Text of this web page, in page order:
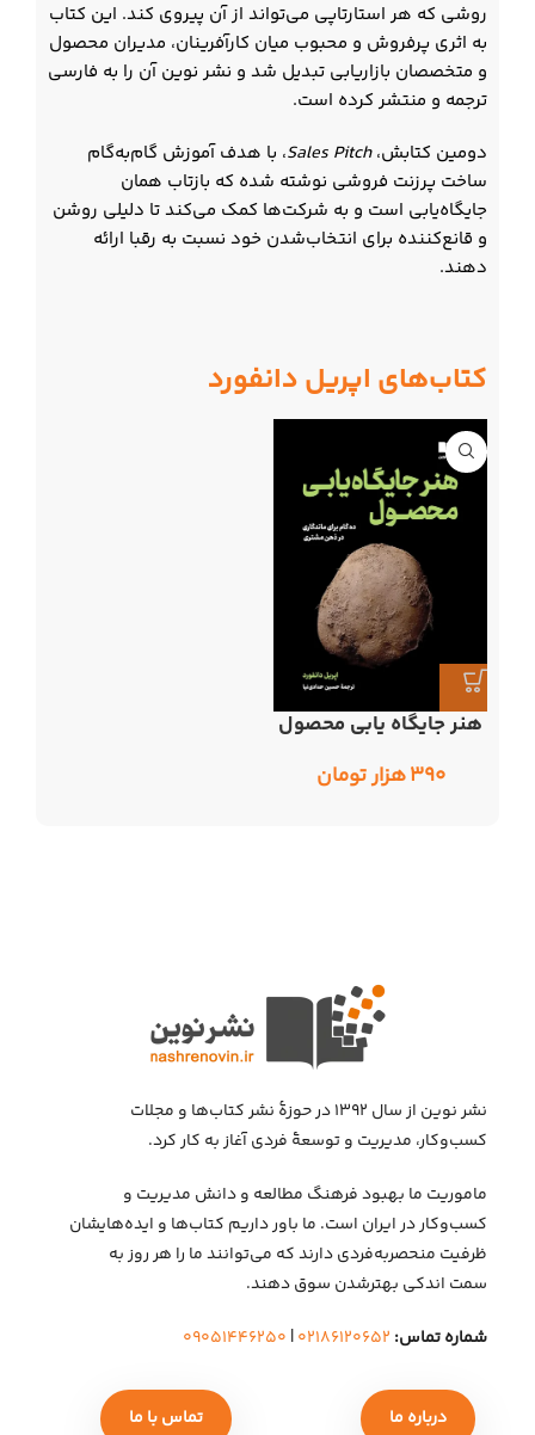
روشی که هر استارتاپی می‌تواند از آن پیروی کند. این کتاب
به اثری پرفروش و محبوب میان کارآفرینان، مدیران محصول
و متخصصان بازاریابی تبدیل شد و نشر نوین آن را به فارسی
ترجمه و منتشر کرده است.
دومین کتابش،Sales Pitch، با هدف آموزش گام‌به‌گام
ساخت پرزنت فروشی نوشته شده که بازتاب همان
جایگاه‌یابی است و به شرکت‌ها کمک می‌کند تا دلیلی روشن
و قانع‌کننده برای انتخاب‌شدن خود نسبت به رقبا ارائه
دهند.
کتاب‌های اپریل دانفورد
هنر جایگاه یابی محصول
۳۹۰هزار تومان
نشر نوین از سال ۱۳۹۲ در حوزهٔ نشر کتاب‌ها و مجلات
کسب‌وکار، مدیریت و توسعهٔ فردی آغاز به کار کرد.
ماموریت ما بهبود فرهنگ مطالعه و دانش مدیریت و
کسب‌وکار در ایران است. ما باور داریم کتاب‌ها و ایده‌هایشان
ظرفیت منحصربه‌فردی دارند که می‌توانند ما را هر روز به
سمت اندکی بهتر‌شدن سوق دهند.
شماره تماس: ۰۲۱۸۶۱۲۰۶۵۲| ۰۹۰۵۱۴۴۶۲۵۰
درباره ما تماس با ما